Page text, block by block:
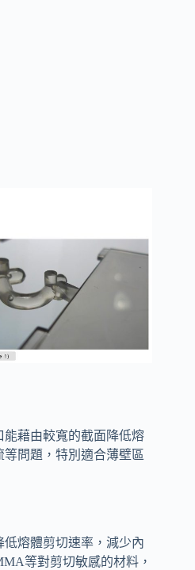
藉由較寬的截面降低熔
問題，特別適合薄壁區
熔體剪切速率，減少內
等對剪切敏感的材料，